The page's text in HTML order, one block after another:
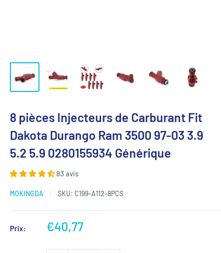
8 pièces Injecteurs de Carburant Fit
Dakota Durango Ram 3500 97-03 3.9
5.2 5.9 0280155934 Générique
83 avis
MOKINGDA SKU: C199-A112-8PCS
Prix:
Prix
€40,77